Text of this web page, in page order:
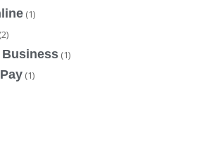
(1)
(2)
(1)
(1)